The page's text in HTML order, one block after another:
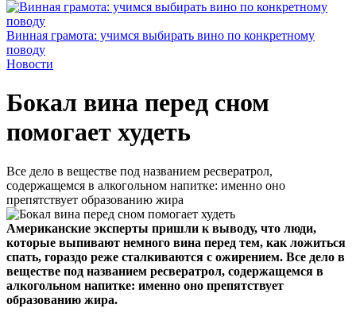
Винная грамота: учимся выбирать вино по конкретному
поводу
Новости
Бокал вина перед сном
помогает худеть
Все дело в веществе под названием ресвератрол,
содержащемся в алкогольном напитке: именно оно
препятствует образованию жира
Американские эксперты пришли к выводу, что люди,
которые выпивают немного вина перед тем, как ложиться
спать, гораздо реже сталкиваются с ожирением. Все дело в
веществе под названием ресвератрол, содержащемся в
алкогольном напитке: именно оно препятствует
образованию жира.